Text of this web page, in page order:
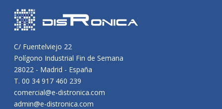
C/ Fuentelviejo 22
Polígono Industrial Fin de Semana
28022 - Madrid - España
T. 00 34 917 460 239
comercial@e-distronica.com
admin@e-distronica.com